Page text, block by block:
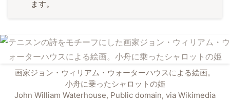
ます。
画家ジョン・ウィリアム・ウォーターハウスによる絵画。
小舟に乗ったシャロットの姫
John William Waterhouse, Public domain, via Wikimedia